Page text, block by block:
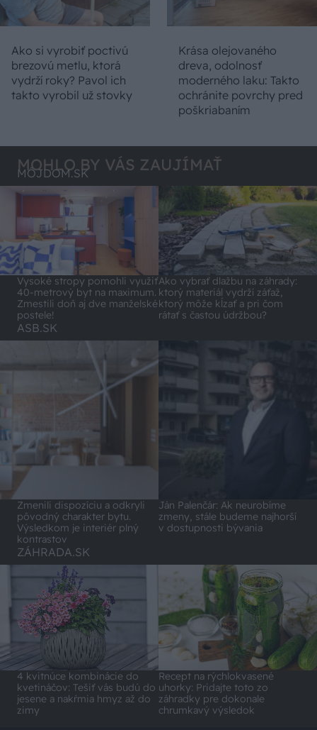
Ako si vyrobiť poctivú
brezovú metlu, ktorá
vydrží roky? Pavol ich
takto vyrobil už stovky
Krása olejovaného
dreva, odolnosť
moderného laku: Takto
ochránite povrchy pred
poškriabaním
MOHLO BY VÁS ZAUJÍMAŤ
MÔJDOM.SK
Vysoké stropy pomohli využiť
40-metrový byt na maximum.
Zmestili doň aj dve manželské
postele!
Ako vybrať dlažbu na záhrady:
ktorý materiál vydrží záťaž,
ktorý môže kĺzať a pri čom
rátať s častou údržbou?
ASB.SK
Zmenili dispozíciu a odkryli
pôvodný charakter bytu.
Výsledkom je interiér plný
kontrastov
Ján Palenčár: Ak neurobíme
zmeny, stále budeme najhorší
v dostupnosti bývania
ZÁHRADA.SK
4 kvitnúce kombinácie do
kvetináčov: Tešiť vás budú do
jesene a nakŕmia hmyz až do
zimy
Recept na rýchlokvasené
uhorky: Pridajte toto zo
záhradky pre dokonale
chrumkavý výsledok